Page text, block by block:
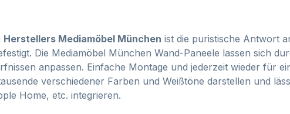
Herstellers Mediamöbel München ist die puristische Antwort
Die Mediamöbel München Wand-Paneele lassen sich
anpassen. Einfache Montage und jederzeit wieder für
verschiedener Farben und Weißtöne darstellen und
Home, etc. integrieren.